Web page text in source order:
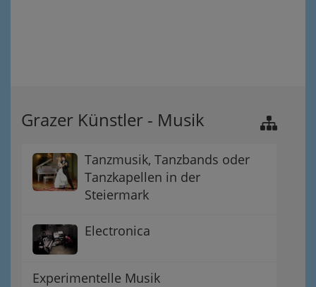
Grazer Künstler - Musik
Tanzmusik, Tanzbands oder
Tanzkapellen in der
Steiermark
Electronica
Experimentelle Musik